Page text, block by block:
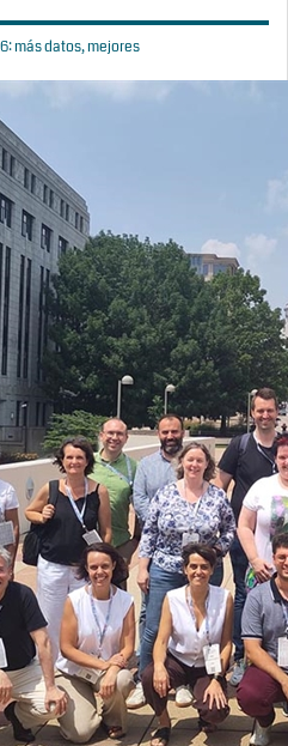
más datos, mejores